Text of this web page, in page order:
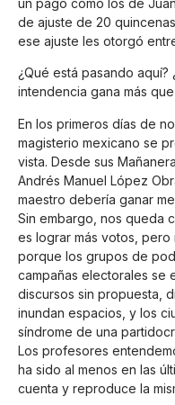
de ajuste de 20
ese ajuste les otorgó
¿Qué está pasando
intendencia gana más
En los primeros días de
magisterio mexicano se
vista. Desde sus
Andrés Manuel López
maestro debería ganar
Sin embargo, nos queda
es lograr más votos, pero
porque los grupos de
campañas electorales se
discursos sin propuesta,
inundan espacios, y los
síndrome de una
Los profesores
ha sido al menos en las
cuenta y reproduce la